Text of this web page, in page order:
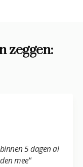
zeggen:
5 dagen al
mee“